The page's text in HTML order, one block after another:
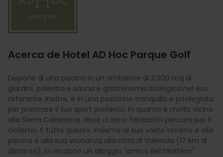
Acerca de Hotel AD Hoc Parque Golf
Dispone di una piscina in un ambiente di 2.000 mq di
giardini, palestra e sauna e gastronomia biologica nel suo
ristorante. Inoltre, è in una posizione tranquilla e privilegiata
per praticare il tuo sport preferito, in quanto è molto vicino
alla Sierra Calderona, dove ci sono fantastici percorsi per il
ciclismo. E tutto questo, insieme al suo vasto terreno e alla
piscina e alla sua vicinanza alla città di Valencia (17 km di
distanza), lo rendono un alloggio "amico del triathlon".